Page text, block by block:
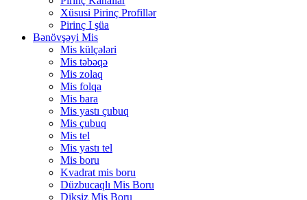
Xüsusi Pirinç Profillər
Pirinç I şüa
Bənövşəyi Mis
Mis külçələri
Mis təbəqə
Mis zolaq
Mis folqa
Mis bara
Mis yastı çubuq
Mis çubuq
Mis tel
Mis yastı tel
Mis boru
Kvadrat mis boru
Düzbucaqlı Mis Boru
Diksiz Mis Boru